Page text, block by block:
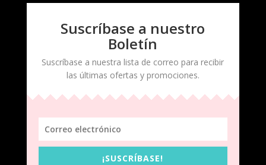
Suscríbase a nuestro
Boletín
Suscríbase a nuestra lista de correo para recibir
las últimas ofertas y promociones.
¡SUSCRÍBASE!